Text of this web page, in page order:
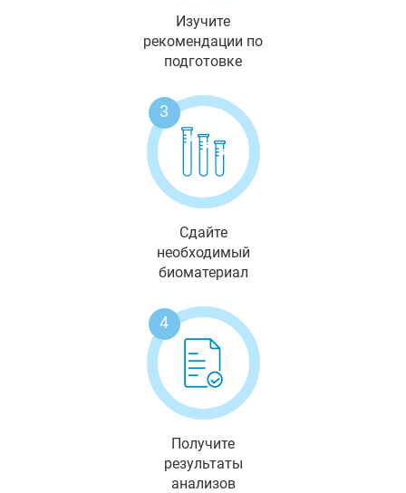
Изучите
рекомендации по
подготовке
3
Сдайте
необходимый
биоматериал
4
Получите
результаты
анализов